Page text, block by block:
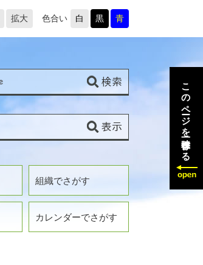
拡大 色合い 白 黒 青
組織でさがす
カレンダーでさがす
このページを一時保存する